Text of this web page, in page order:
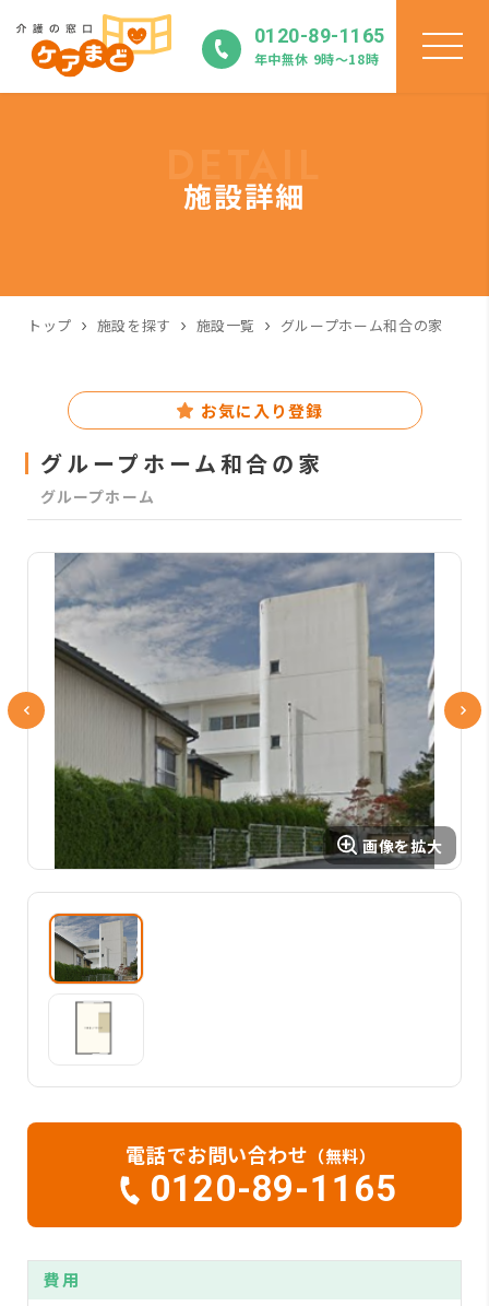
0120-89-1165
年中無休 9時〜18時
施設詳細
トップ 施設を探す 施設一覧 グループホーム和合の家
お気に入り登録
グループホーム和合の家
グループホーム
電話でお問い合わせ （無料）
0120-89-1165
費用